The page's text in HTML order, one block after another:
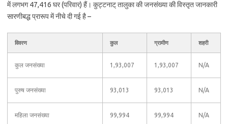
में लगभग 47,416 घर (परिवार) हैं। कुट्टनाट् तालुका की जनसंख्या की विस्तृत जानकारी
सारणीबद्ध प्रारूप में नीचे दी गई है –
विवरण कुल ग्रामीण शहरी
कुल जनसंख्या 1,93,007 1,93,007 N/A
पुरुष जनसंख्या 93,013 93,013 N/A
महिला जनसंख्या 99,994 99,994 N/A